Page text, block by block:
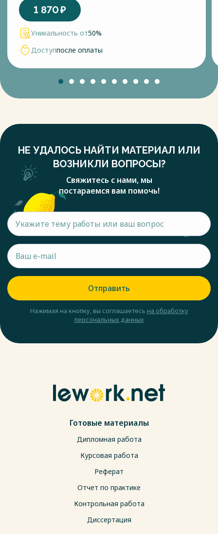
1 870₽
Уникальность от50%
Доступпосле оплаты
НЕ УДАЛОСЬ НАЙТИ МАТЕРИАЛ ИЛИ
ВОЗНИКЛИ ВОПРОСЫ?
Свяжитесь с нами, мы
постараемся вам помочь!
Отправить
Нажимая на кнопку, вы соглашаетесь на обработку
персональных данных
Готовые материалы
Дипломная работа
Курсовая работа
Реферат
Отчет по практике
Контрольная работа
Диссертация